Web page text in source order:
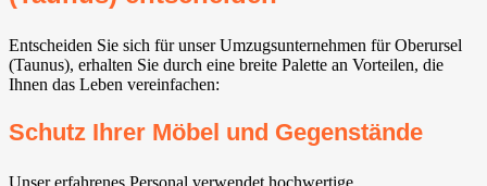
Entscheiden Sie sich für unser Umzugsunternehmen für Oberursel
(Taunus), erhalten Sie durch eine breite Palette an Vorteilen, die
Ihnen das Leben vereinfachen:
Schutz Ihrer Möbel und Gegenstände
Unser erfahrenes Personal verwendet hochwertige